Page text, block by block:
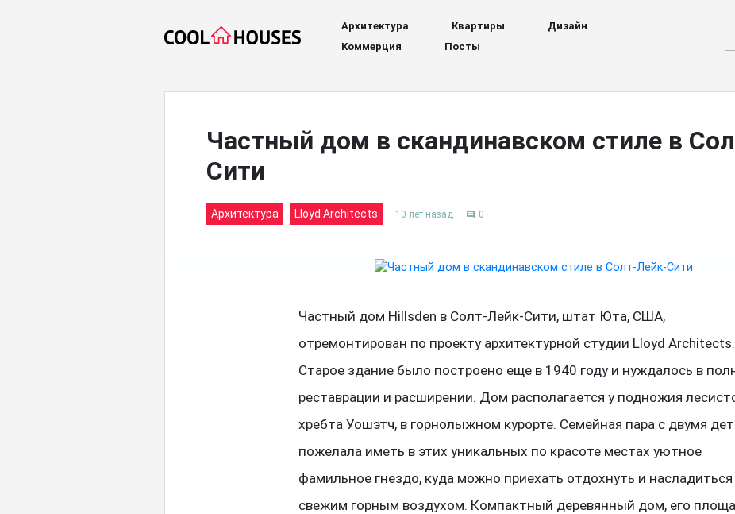
Архитектура Квартиры
Дизайн
Коммерция
Посты
Частный дом в скандинавском стиле в
Сити
Архитектура Lloyd Architects 10 лет назад comment 0
Частный дом Hillsden в Солт-Лейк-Сити, штат Юта, США,
отремонтирован по проекту архитектурной студии Lloyd Architects.
Старое здание было построено еще в 1940 году и нуждалось в
реставрации и расширении. Дом располагается у подножия
хребта Уошэтч, в горнолыжном курорте. Семейная пара с двумя
пожелала иметь в этих уникальных по красоте местах уютное
фамильное гнездо, куда можно приехать отдохнуть и насладиться
свежим горным воздухом. Компактный деревянный дом, его